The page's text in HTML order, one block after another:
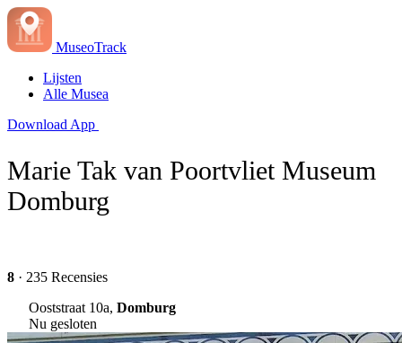
MuseoTrack
Lijsten
Alle Musea
Download App
Marie Tak van Poortvliet Museum
Domburg
8 · 235 Recensies
Ooststraat 10a, Domburg
Nu gesloten